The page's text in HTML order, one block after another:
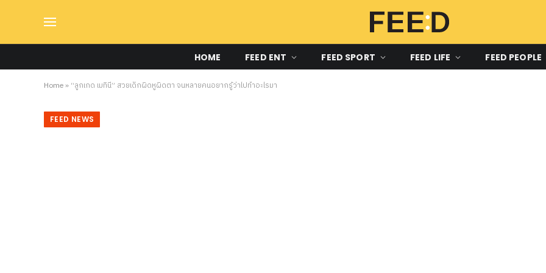
HOME FEED ENT FEED SPORT FEED LIFE FEED PEOPLE
Home» “ลูกเกด เมทินี” สวยเด็กผิดหูผิดตา จนหลายคนอยากรู้ว่าไปทำอะไรมา
FEED NEWS